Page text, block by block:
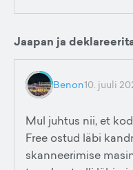
Jaapan ja
Benon10. juuli
Mul juhtus nii, et
Free ostud läbi
skanneerimise